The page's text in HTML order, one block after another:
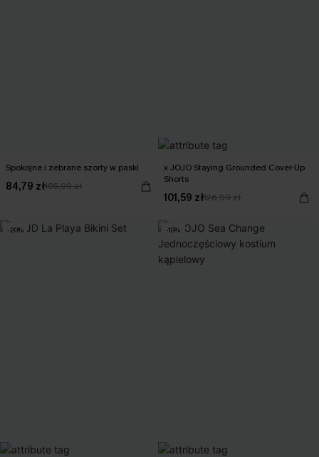
Spokojne i zebrane szorty w paski
84,79 zł105,99 zł
x JOJO Staying Grounded Cover-Up
Shorts
101,59 zł126,99 zł
-20% -10%